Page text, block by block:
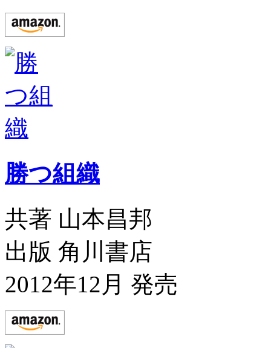
勝つ組織
共著 山本昌邦
出版 角川書店
2012年12月 発売